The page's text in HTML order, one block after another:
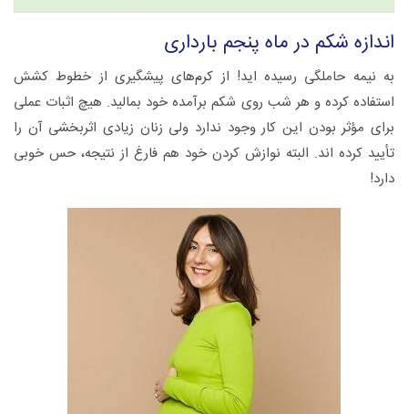
اندازه شکم در ماه پنجم بارداری
به نیمه حاملگی رسیده اید! از کرم‌های پیشگیری از خطوط کشش
استفاده کرده و هر شب روی شکم برآمده خود بمالید. هیچ اثبات عملی
برای مؤثر بودن این کار وجود ندارد ولی زنان زیادی اثربخشی آن را
تأیید کرده اند. البته نوازش کردن خود هم فارغ از نتیجه، حس خوبی
دارد!